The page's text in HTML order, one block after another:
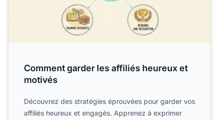
Comment garder les affiliés heureux et
motivés
Découvrez des stratégies éprouvées pour garder vos
affiliés heureux et engagés. Apprenez à exprimer